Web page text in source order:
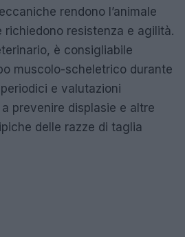
rendono l’animale
resistenza e agilità.
è consigliabile
muscolo-scheletrico durante
e valutazioni
prevenire displasie e altre
delle razze di taglia